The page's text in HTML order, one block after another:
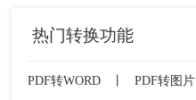
热门转换功能
PDF转WORD PDF转图片